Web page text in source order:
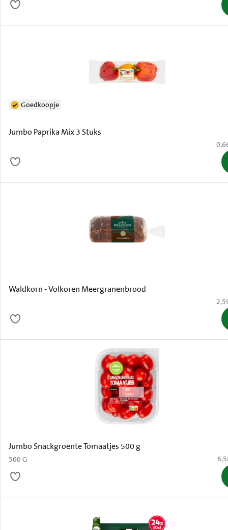
Jumbo Paprika Mix 3 Stuks
Goedkoopje
€
Waldkorn - Volkoren Meergranenbrood
€
Jumbo Snackgroente Tomaatjes 500 g
500 G €